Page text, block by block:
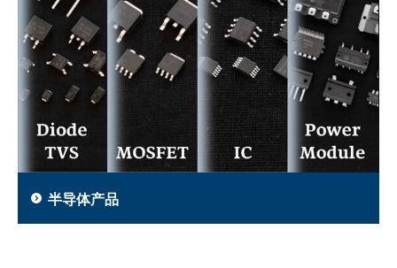
半导体产品